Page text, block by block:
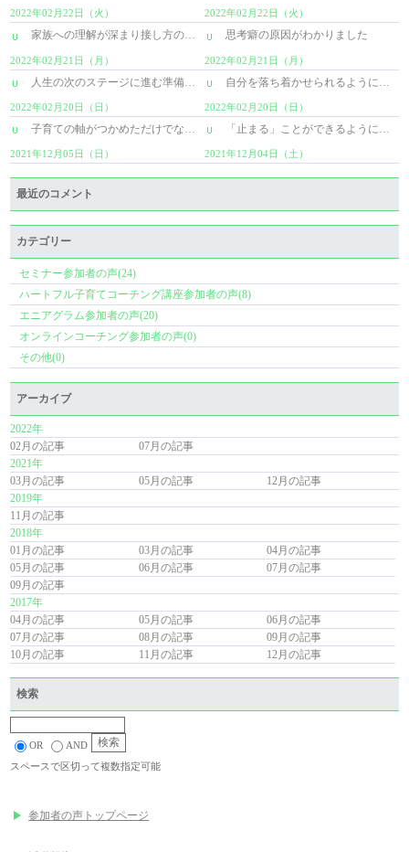
2022年02月22日（火） 2022年02月22日（火）
家族への理解が深まり接し方のヒントを..
2022年02月21日（月）
思考癖の原因がわかりました
2022年02月21日（月）
人生の次のステージに進む準備のために
2022年02月20日（日）
自分を落ち着かせられるようになってき..
2022年02月20日（日）
子育ての軸がつかめただけでなく、人生..
2021年12月05日（日）
「止まる」ことができるようになり、自..
2021年12月04日（土）
最近のコメント
カテゴリー
セミナー参加者の声(24)
ハートフル子育てコーチング講座参加者の声(8)
エニアグラム参加者の声(20)
オンラインコーチング参加者の声(0)
その他(0)
アーカイブ
2022年
02月の記事
07月の記事
2021年
03月の記事
05月の記事
12月の記事
2019年
11月の記事
2018年
01月の記事
03月の記事
04月の記事
05月の記事
06月の記事
07月の記事
09月の記事
2017年
04月の記事
05月の記事
06月の記事
07月の記事
08月の記事
09月の記事
10月の記事
11月の記事 12月の記事
検索
OR AND
スペースで区切って複数指定可能
参加者の声トップページ